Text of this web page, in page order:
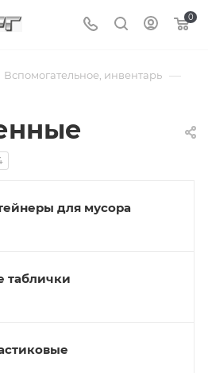
0
Вспомогательное, инвентарь —
для мусора
таблички